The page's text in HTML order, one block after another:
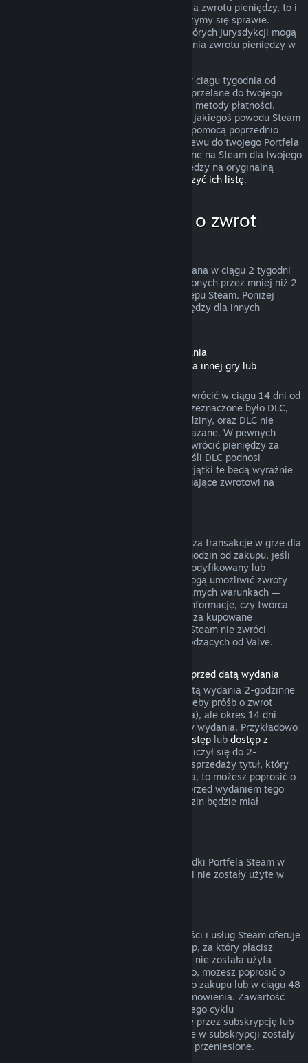
przypadek nie podlega zasadom uzyskania zwrotu pieniędzy, to i
tak możesz o niego poprosić, a my przyjrzymy się sprawie.
Konsumenci zamieszkujący obszary niektórych jurysdykcji mogą
mieć dodatkowe prawa dotyczące uzyskania zwrotu pieniędzy w
Zwrócimy ci całkowitą kwotę pieniężną w ciągu tygodnia od
zatwierdzenia zwrotu. Pieniądze zostaną przelane do twojego
Portfela Steam lub przy pomocy tej samej metody płatności,
której użyto do dokonania zakupu. Jeśli z jakiegoś powodu Steam
nie będzie w stanie zwrócić pieniędzy za pomocą poprzednio
użytej metody płatności, dokonamy przelewu do twojego Portfela
Steam. Niektóre metody płatności dostępne na Steam dla twojego
kraju mogą nie wspierać zwracania pieniędzy na oryginalną
Kliknij tutaj, aby zobaczyć ich listę.
Kiedy można poprosić o zwrot
Oferta zwrotu pieniędzy na Steam, dokonana w ciągu 2 tygodni
od daty zakupu i dla produktów uruchomionych przez mniej niż 2
godziny, dotyczy gier i programów ze Sklepu Steam. Poniżej
znajduje się opis działania zwrotów pieniędzy dla innych
Zwroty pieniędzy dla zawartości do pobrania
(zawartości ze Sklepu Steam dostępnej dla innej gry lub
DLC zakupione w Sklepie Steam można zwrócić w ciągu 14 dni od
daty zakupu, jeśli produkt, dla którego przeznaczone było DLC,
był uruchamiany przez mniej niż dwie godziny, oraz DLC nie
zostało zużyte, zmodyfikowane lub przekazane. W pewnych
przypadkach Steam nie będzie w stanie zwrócić pieniędzy za
niektóre DLC firm trzecich (na przykład jeśli DLC podnosi
nieodwracalnie poziom postaci z gry). Wyjątki te będą wyraźnie
oznaczone przed zakupem jako niepodlegające zwrotowi na
Steam będzie w stanie zwrócić pieniądze za transakcje w grze dla
wszystkich tytułów od Valve w ciągu 48 godzin od zakupu, jeśli
zakupiony przedmiot nie został użyty, zmodyfikowany lub
wymieniony. Twórcy innych produktów mogą umożliwić zwroty
pieniędzy za transakcje w grze na tych samych warunkach —
przed dokonaniem transakcji otrzymasz informację, czy twórca
gry umożliwił żądania zwrotów pieniędzy za kupowane
przedmioty. W pozostałych przypadkach Steam nie zwróci
pieniędzy za transakcje w grach niepochodzących od Valve.
Zwroty pieniędzy za produkty zakupione przed datą wydania
Przy zakupie produktu na Steam przed datą wydania 2-godzinne
okno czasu gry będzie liczyło się na potrzeby próśb o zwrot
pieniędzy (z wyjątkiem testów wersji beta), ale okres 14 dni
będzie miał zastosowanie dopiero od daty wydania. Przykładowo
wczesny dostęplub dostęp z
, wszelki czas gry będzie liczył się do 2-
godzinnego limitu. Jeśli zakupisz w przedsprzedaży tytuł, który
nie jest grywalny przed jego datą wydania, to możesz poprosić o
zwrot pieniędzy w dowolnym momencie przed wydaniem tego
tytułu, a standardowy okres 14 dni/2 godzin będzie miał
Możesz poprosić o zwrot pieniędzy za środki Portfela Steam w
ciągu 14 dni od ich zakupu na Steam, jeśli nie zostały użyte w
W przypadku niektórego rodzaju zawartości i usług Steam oferuje
okresowy (comiesięczny, coroczny) dostęp, za który płacisz
cyklicznie. Jeżeli odnawialna subskrypcja nie została użyta
podczas obecnego okresu rozliczeniowego, możesz poprosić o
zwrot w ciągu 48 godzin od początkowego zakupu lub w ciągu 48
godzin od dowolnego automatycznego odnowienia. Zawartość
uznaje się za użytą, jeżeli podczas obecnego cyklu
rozliczeniowego grano w gry obejmowane przez subskrypcję lub
jeżeli wszelkie korzyści lub zniżki zawarte w subskrypcji zostały
użyte, wykorzystane, zmodyfikowane lub przeniesione.